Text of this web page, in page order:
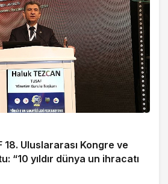
18. Uluslararası Kongre ve
“10 yıldır dünya un ihracatı